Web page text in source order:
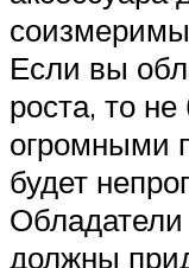
Если вы
роста, то
огромными
будет
Обладатели
должны